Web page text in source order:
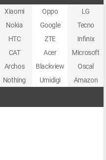
Xiaomi Oppo
LG
Nokia Google
Tecno
HTC ZTE
Infinix
CAT Acer
Microsoft
Archos Blackview
Oscal
Nothing Umidigi Amazon